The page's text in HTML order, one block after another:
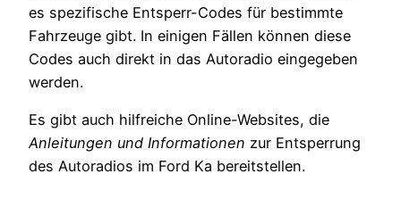
es spezifische Entsperr-Codes für bestimmte
Fahrzeuge gibt. In einigen Fällen können diese
Codes auch direkt in das Autoradio eingegeben
werden.
Es gibt auch hilfreiche Online-Websites, die
Anleitungen und Informationen zur Entsperrung
des Autoradios im Ford Ka bereitstellen.